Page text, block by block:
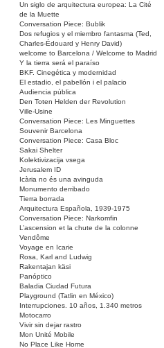
Un siglo de arquitectura europea: La Cité
de la Muette
Conversation Piece: Bublik
Dos refugios y el miembro fantasma (Ted,
Charles-Édouard y Henry David)
welcome to Barcelona / Welcome to Madrid
Y la tierra será el paraíso
BKF. Cinegética y modernidad
El estadio, el pabellón i el palacio
Audiencia pública
Den Toten Helden der Revolution
Ville-Usine
Conversation Piece: Les Minguettes
Souvenir Barcelona
Conversation Piece: Casa Bloc
Sakai Shelter
Kolektivizacija vsega
Jerusalem ID
Icària no és una avinguda
Monumento derribado
Tierra borrada
Arquitectura Española, 1939-1975
Conversation Piece: Narkomfin
L’ascension et la chute de la colonne
Vendôme
Voyage en Icarie
Rosa, Karl and Ludwig
Rakentajan käsi
Panóptico
Baladia Ciudad Futura
Playground (Tatlin en México)
Interrupciones. 10 años, 1.340 metros
Motocarro
Vivir sin dejar rastro
Mon Unité Mobile
No Place Like Home